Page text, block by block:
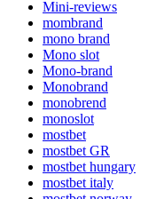
Mini-reviews
mombrand
mono brand
Mono slot
Mono-brand
Monobrand
monobrend
monoslot
mostbet
mostbet GR
mostbet hungary
mostbet italy